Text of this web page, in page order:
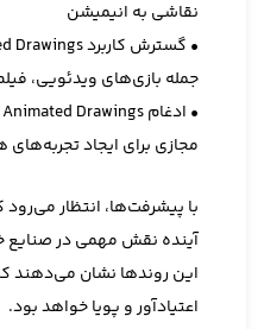
نقاشی به انیمیشن
جمله بازی‌های ویدئویی،
مجازی برای ایجاد تجربه‌های
آینده نقش مهمی در صنایع
این روندها نشان می‌دهند
اعتیادآور و پویا خواهد بود.